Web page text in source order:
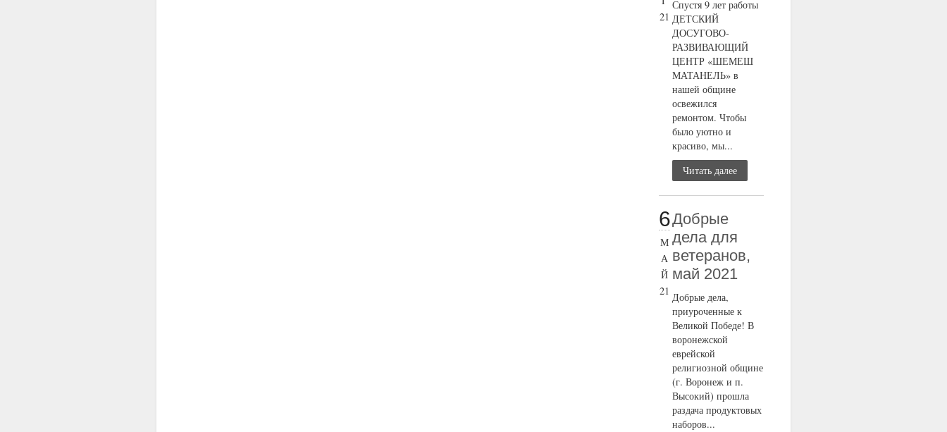
21
Спустя 9 лет работы
ДЕТСКИЙ
ДОСУГОВО-
РАЗВИВАЮЩИЙ
ЦЕНТР «ШЕМЕШ
МАТАНЕЛЬ» в
нашей общине
освежился
ремонтом. Чтобы
было уютно и
красиво, мы...
Читать далее
6
М
А
Й
21
Добрые
дела для
ветеранов,
май 2021
Добрые дела,
приуроченные к
Великой Победе! В
воронежской
еврейской
религиозной общине
(г. Воронеж и п.
Высокий) прошла
раздача продуктовых
наборов...